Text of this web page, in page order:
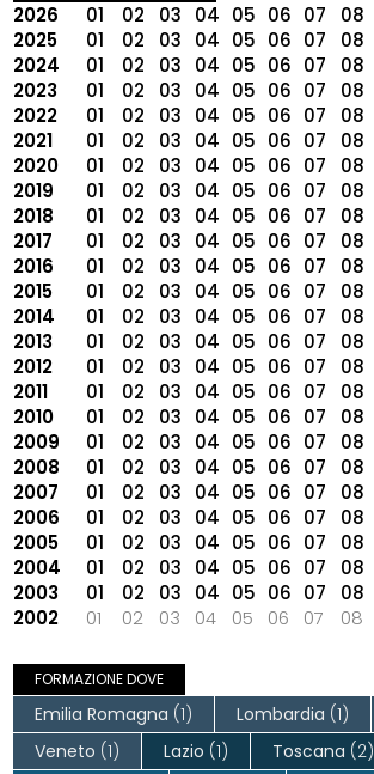
2026 01 02 03 04 05 06 07 08
2025
01 02 03 04 05 06 07 08
2024
01 02 03 04 05 06 07 08
2023
01 02 03 04 05 06 07 08
2022
01 02 03 04 05 06 07 08
2021
01 02 03 04 05 06 07 08
2020
01 02 03 04 05 06 07 08
2019
01 02 03 04 05 06 07 08
2018
01 02 03 04 05 06 07 08
2017
01 02 03 04 05 06 07 08
2016
01 02 03 04 05 06 07 08
2015
01 02 03 04 05 06 07 08
2014
01 02 03 04 05 06 07 08
2013
01 02 03 04 05 06 07 08
2012
01 02 03 04 05 06 07 08
2011
01 02 03 04 05 06 07 08
2010
01 02 03 04 05 06 07 08
2009
01 02 03 04 05 06 07 08
2008
01 02 03 04 05 06 07 08
2007
01 02 03 04 05 06 07 08
2006
01 02 03 04 05 06 07 08
2005
01 02 03 04 05 06 07 08
2004
01 02 03 04 05 06 07 08
2003
01 02 03 04 05 06 07 08
2002
01 02 03 04 05 06 07 08
FORMAZIONE DOVE
Emilia Romagna (1) Lombardia (1)
Veneto (1) Lazio (1) Toscana (2)